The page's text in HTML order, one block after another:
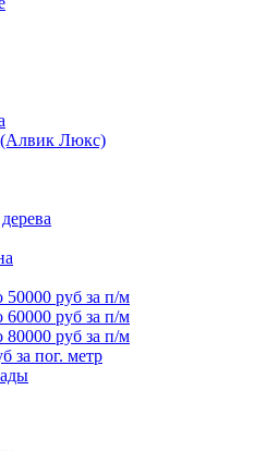
Люкс)
50000 руб за п/м
60000 руб за п/м
80000 руб за п/м
за пог. метр